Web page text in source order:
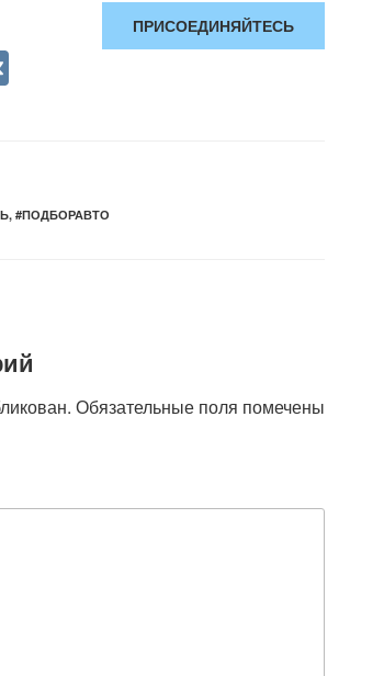
ПРИСОЕДИНЯЙТЕСЬ
, #ПОДБОРАВТО
Обязательные поля помечены